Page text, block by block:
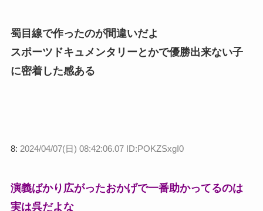
蜀目線で作ったのが間違いだよ
スポーツドキュメンタリーとかで優勝出来ない子
に密着した感ある
8: 2024/04/07(日) 08:42:06.07 ID:POKZSxgI0
演義ばかり広がったおかげで一番助かってるのは
実は呉だよな